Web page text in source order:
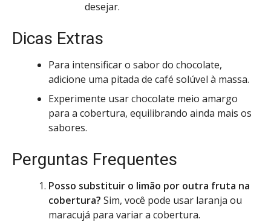
desejar.
Dicas Extras
Para intensificar o sabor do chocolate,
adicione uma pitada de café solúvel à massa.
Experimente usar chocolate meio amargo
para a cobertura, equilibrando ainda mais os
sabores.
Perguntas Frequentes
Posso substituir o limão por outra fruta na
cobertura? Sim, você pode usar laranja ou
maracujá para variar a cobertura.